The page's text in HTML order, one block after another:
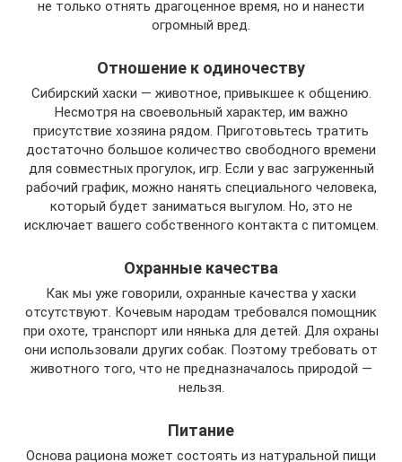
не только отнять драгоценное время, но и нанести
огромный вред.
Отношение к одиночеству
Сибирский хаски — животное, привыкшее к общению.
Несмотря на своевольный характер, им важно
присутствие хозяина рядом. Приготовьтесь тратить
достаточно большое количество свободного времени
для совместных прогулок, игр. Если у вас загруженный
рабочий график, можно нанять специального человека,
который будет заниматься выгулом. Но, это не
исключает вашего собственного контакта с питомцем.
Охранные качества
Как мы уже говорили, охранные качества у хаски
отсутствуют. Кочевым народам требовался помощник
при охоте, транспорт или нянька для детей. Для охраны
они использовали других собак. Поэтому требовать от
животного того, что не предназначалось природой —
нельзя.
Питание
Основа рациона может состоять из натуральной пищи